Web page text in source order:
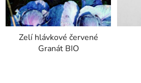
Zelí hlávkové červené
Granát BIO